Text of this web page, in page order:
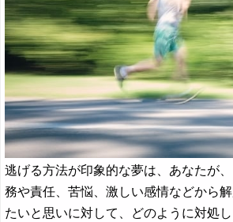
逃げる方法が印象的な夢は、あなたが
務や責任、苦悩、激しい感情などから
たいと思いに対して、どのように対処